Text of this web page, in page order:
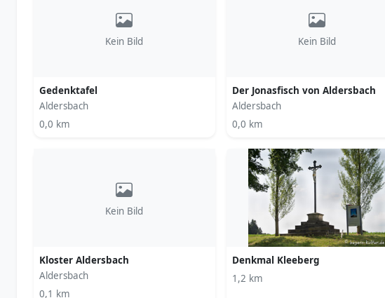
Kein Bild
Gedenktafel
Aldersbach
0,0 km
Kein Bild
Der Jonasfisch von Aldersbach
Aldersbach
0,0 km
Kein Bild
Kloster Aldersbach
Aldersbach
0,1 km
Denkmal Kleeberg
1,2 km